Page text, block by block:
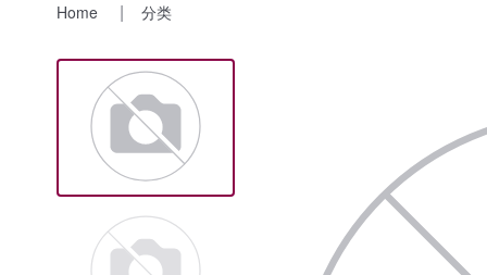
Home 分类